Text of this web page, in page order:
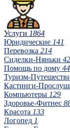
Услуги 1864
Юридические 141
Перевозка 214
Сиделки-Няньки 42
Помощь по дому 44
Туризм-
Кастинги-
Компьютеры 129
Здоровье-Фитнес
Красота 133
Логопед 1